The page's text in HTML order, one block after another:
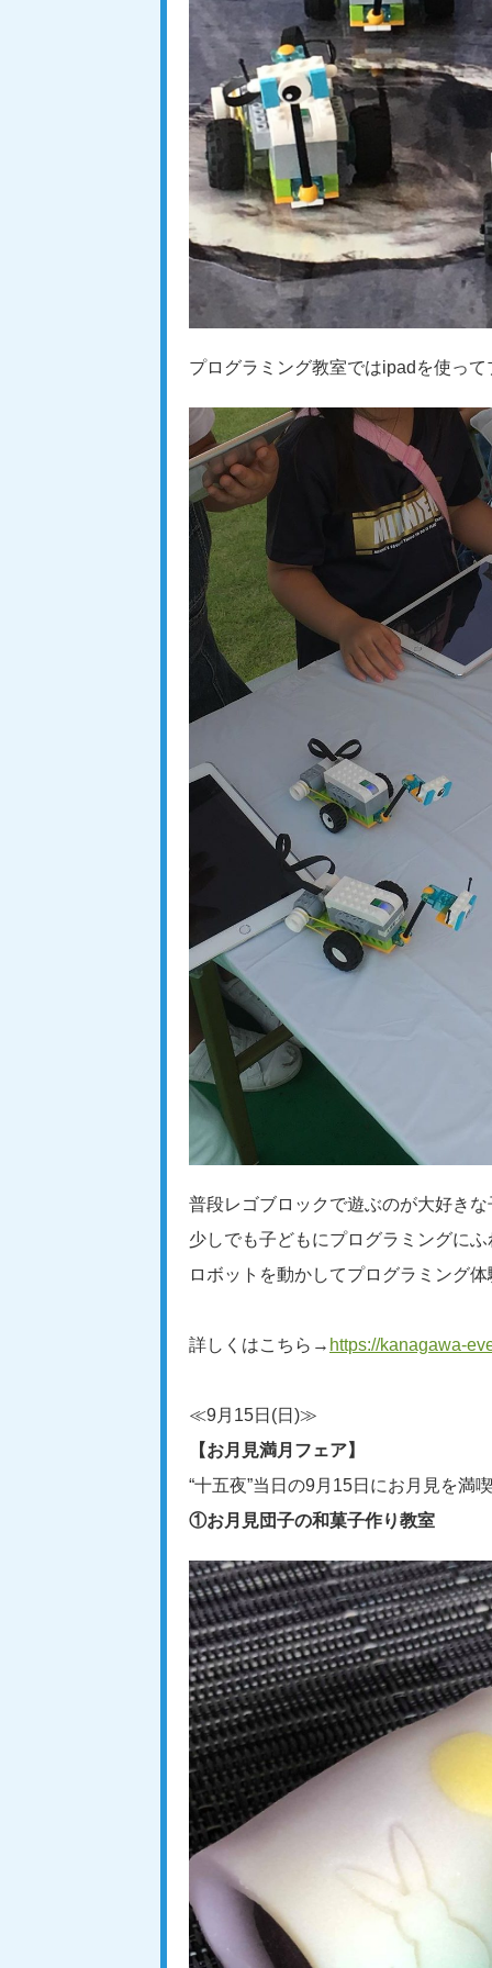
プログラミング教室ではipadを使っ
普段レゴブロックで遊ぶのが大好き
少しでも子どもにプログラミングに
ロボットを動かしてプログラミング
詳しくはこちら→ https://kanagawa-
≪9月15日(日)≫
【お月見満月フェア】
“十五夜”当日の9月15日にお月見を満
①お月見団子の和菓子作り教室